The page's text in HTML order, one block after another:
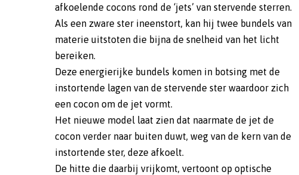
afkoelende cocons rond de ‘jets’ van stervende sterren.
Als een zware ster ineenstort, kan hij twee bundels van
materie uitstoten die bijna de snelheid van het licht
bereiken.
Deze energierijke bundels komen in botsing met de
instortende lagen van de stervende ster waardoor zich
een cocon om de jet vormt.
Het nieuwe model laat zien dat naarmate de jet de
cocon verder naar buiten duwt, weg van de kern van de
instortende ster, deze afkoelt.
De hitte die daarbij vrijkomt, vertoont op optische